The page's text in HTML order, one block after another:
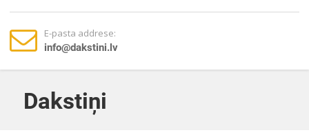
E-pasta addrese:
info@dakstini.lv
Dakstiņi